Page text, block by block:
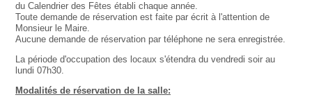
du Calendrier des Fêtes établi chaque année.
Toute demande de réservation est faite par écrit à l'attention de
Monsieur le Maire.
Aucune demande de réservation par téléphone ne sera enregistrée.
La période d'occupation des locaux s'étendra du vendredi soir au
lundi 07h30.
Modalités de réservation de la salle: